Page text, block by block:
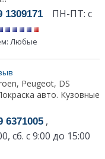
1309171 ПН-ПТ: с
Любые
Peugeot, DS
авто. Кузовные
6371005 ,
сб. с 9:00 до 15:00